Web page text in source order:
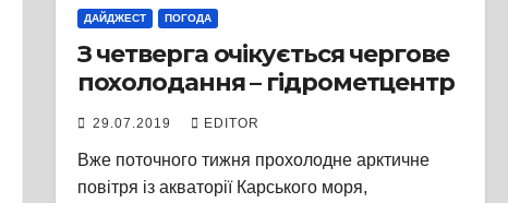
ДАЙДЖЕСТ ПОГОДА
З четверга очікується чергове
похолодання – гідрометцентр
29.07.2019 EDITOR
Вже поточного тижня прохолодне арктичне
повітря із акваторії Карського моря,